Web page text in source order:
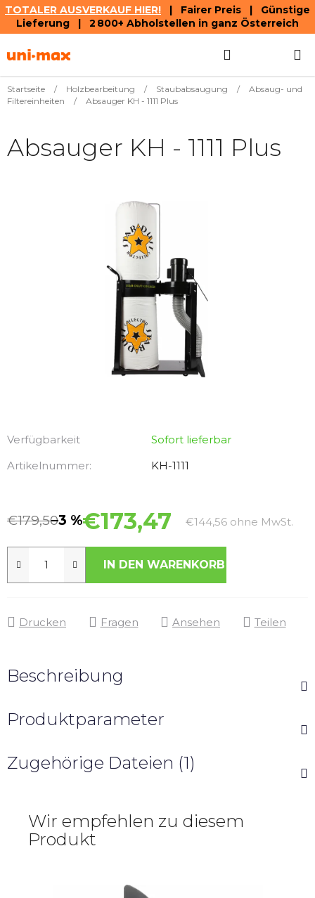
TOTALER AUSVERKAUF HIER! | Fairer Preis | Günstige
Lieferung | 2 800+ Abholstellen in ganz Österreich
Inhalt
Startseite / Holzbearbeitung / Staubabsaugung /
Absaug- und
Filtereinheiten
/ Absauger KH - 1111 Plus
Verfügbarkeit
Sofort lieferbar
Artikelnummer:
KH-1111
€179,50–3 %€173,47 €144,56 ohne MwSt.
IN DEN WARENKORB
Drucken Fragen Ansehen Teilen
Absauger KH - 1111 Plus
Beschreibung
Produktparameter
Zugehörige Dateien (1)
Wir empfehlen zu diesem
Produkt